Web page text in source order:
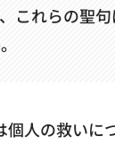
これらの聖
個人の救いに